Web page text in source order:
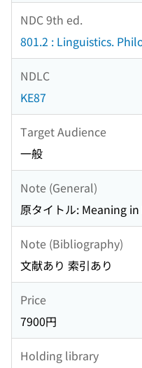
NDC 9th ed.
801.2 : Linguistics.
NDLC
KE87
Target Audience
一般
Note (General)
原タイトル: Meaning
Note (Bibliography)
文献あり 索引あり
Price
7900円
Holding library